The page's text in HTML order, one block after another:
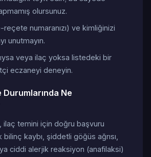
olursunuz.
numaranızı) ve kimliğinizi
unutmayın.
veya ilaç yoksa listedeki bir
eczaneyi deneyin.
Ne
temini için doğru başvuru
bilinç kaybı, şiddetli göğüs ağrısı,
ciddi alerjik reaksiyon (anafilaksi)